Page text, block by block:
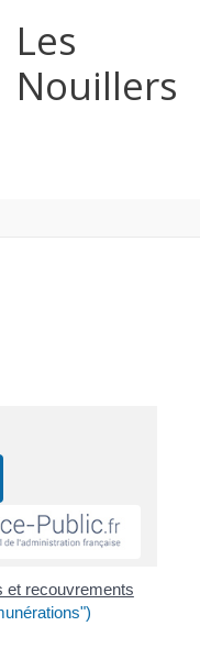
Les
Nouillers
et recouvrements